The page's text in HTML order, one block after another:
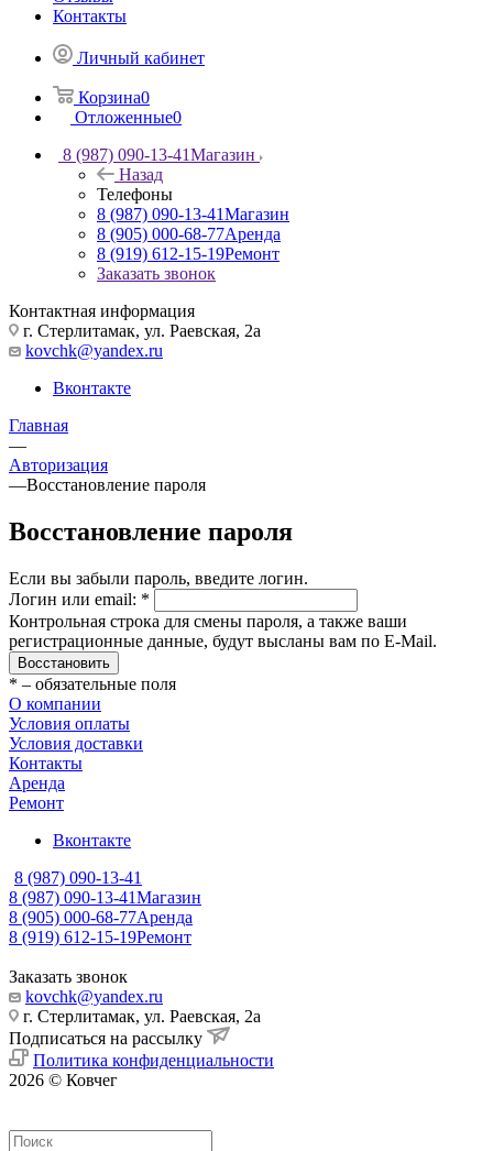
Контакты
Личный кабинет
Корзина0
Отложенные0
8 (987) 090-13-41Магазин
Назад
Телефоны
8 (987) 090-13-41Магазин
8 (905) 000-68-77Аренда
8 (919) 612-15-19Ремонт
Заказать звонок
Контактная информация
г. Стерлитамак, ул. Раевская, 2а
kovchk@yandex.ru
Вконтакте
Главная
—
Авторизация
—Восстановление пароля
Восстановление пароля
Если вы забыли пароль, введите логин.
Логин или email: *
Контрольная строка для смены пароля, а также ваши
регистрационные данные, будут высланы вам по E-Mail.
Восстановить
* – обязательные поля
О компании
Условия оплаты
Условия доставки
Контакты
Аренда
Ремонт
Вконтакте
8 (987) 090-13-41
8 (987) 090-13-41Магазин
8 (905) 000-68-77Аренда
8 (919) 612-15-19Ремонт
Заказать звонок
kovchk@yandex.ru
г. Стерлитамак, ул. Раевская, 2а
Подписаться на рассылку
Политика конфиденциальности
2026 © Ковчег